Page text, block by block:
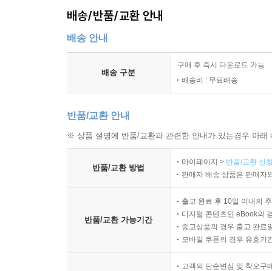
배송/반품/교환 안내
배송 안내
배송 구분
구매 후 즉시 다운로드 가능
배송비 : 무료배송
반품/교환 안내
※ 상품 설명에 반품/교환과 관련한 안내가 있는경우 아
반품/교환 방법
마이페이지 > 반품/교환 신
판매자 배송 상품은 판매자
반품/교환 가능기간
출고 완료 후 10일 이내의
디지털 콘텐츠인 eBook의
중고상품의 경우 출고 완료
모바일 쿠폰의 경우 유효기
고객의 단순변심 및 착오구